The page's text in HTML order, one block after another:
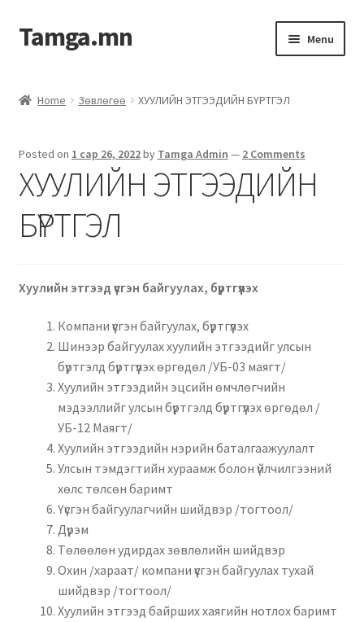
Tamga.mn Menu
Гэрээний загвар
Журмууд​
Компанийн удирдлагын бичиг баримт
Нягтлан бодох бүртгэл
Санхүүгийн анхан шатны баримтуудын загвар
Сургалт
Түрээсийн гэрээ
Хөдөлмөрийн багц баримт
Хүний нөөцийн бодлогын баримт
Home Зөвлөгөө ХУУЛИЙН ЭТГЭЭДИЙН БҮРТГЭЛ
Posted on 1 сар 26, 2022by Tamga Admin — 2 Comments
ХУУЛИЙН ЭТГЭЭДИЙН
БҮРТГЭЛ
Хуулийн этгээд үүсгэн байгуулах, бүртгүүлэх
Компани үүсгэн байгуулах, бүртгүүлэх
Шинээр байгуулах хуулийн этгээдийг улсын
бүртгэлд бүртгүүлэх өргөдөл /УБ-03 маягт/
Хуулийн этгээдийн эцсийн өмчлөгчийн
мэдээллийг улсын бүртгэлд бүртгүүлэх өргөдөл /
УБ-12 Маягт/
Хуулийн этгээдийн нэрийн баталгаажуулалт
Улсын тэмдэгтийн хураамж болон үйлчилгээний
хөлс төлсөн баримт
Үүсгэн байгуулагчийн шийдвэр /тогтоол/
Дүрэм
Төлөөлөн удирдах зөвлөлийн шийдвэр
Охин /хараат/ компани үүсгэн байгуулах тухай
шийдвэр /тогтоол/
Хуулийн этгээд байрших хаягийн нотлох баримт